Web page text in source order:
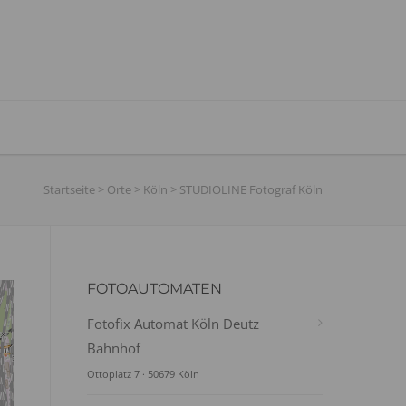
Startseite > Orte > Köln > STUDIOLINE Fotograf Köln
FOTOAUTOMATEN
Fotofix Automat Köln Deutz
Bahnhof
Ottoplatz 7 · 50679 Köln